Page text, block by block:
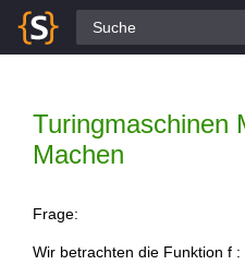
Alle Fragen
Turingmaschinen
Machen
Frage:
Wir betrachten die Funktion